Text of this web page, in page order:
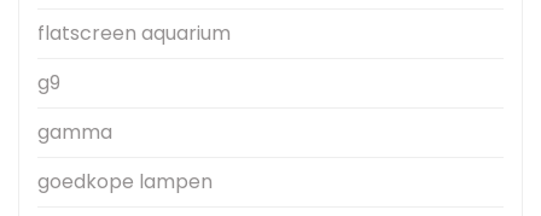
flatscreen aquarium
g9
gamma
goedkope lampen